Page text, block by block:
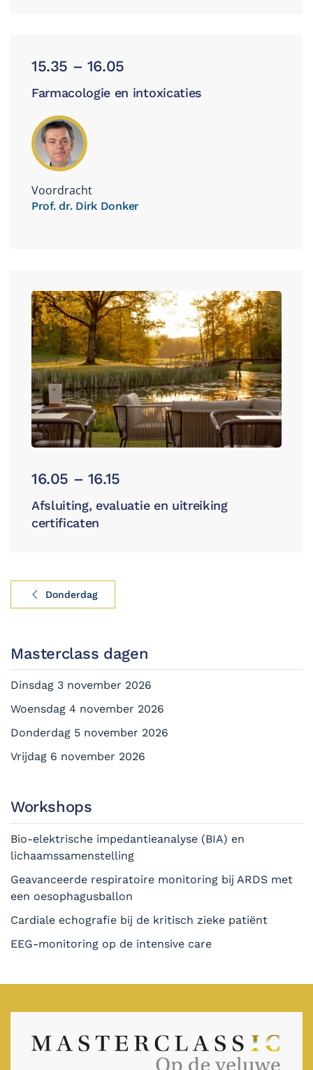
15.35 – 16.05
Farmacologie en intoxicaties
Voordracht
Prof. dr. Dirk Donker
16.05 – 16.15
Afsluiting, evaluatie en uitreiking
certificaten
Donderdag
Masterclass dagen
Dinsdag 3 november 2026
Woensdag 4 november 2026
Donderdag 5 november 2026
Vrijdag 6 november 2026
Workshops
Bio-elektrische impedantieanalyse (BIA) en
lichaamssamenstelling
Geavanceerde respiratoire monitoring bij ARDS met
een oesophagusballon
Cardiale echografie bij de kritisch zieke patiënt
EEG-monitoring op de intensive care